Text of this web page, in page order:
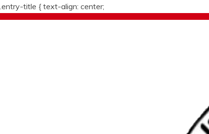
.entry-title { text-align: center;
Skip